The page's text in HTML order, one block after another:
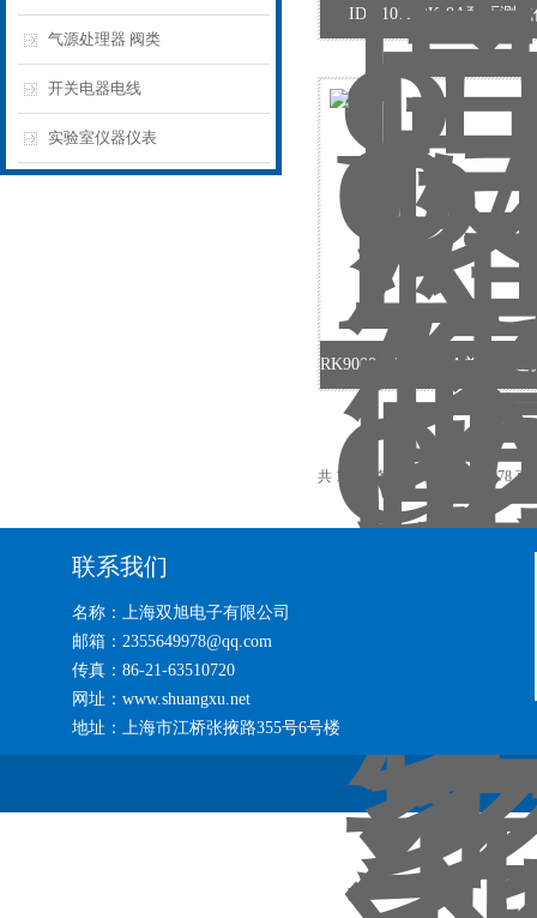
气源处理器 阀类
开关电器电线
实验室仪器仪表
IDI6107BRK-8A耐压测
共 14660 条记录，当前 78 / 978 页
联系我们
名称：上海双旭电子有限公司
邮箱：2355649978@qq.com
传真：86-21-63510720
网址：www.shuangxu.net
地址：上海市江桥张掖路355号6号楼